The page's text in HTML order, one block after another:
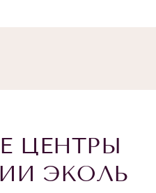
ЦЕНТРЫ
ЭКОЛЬ